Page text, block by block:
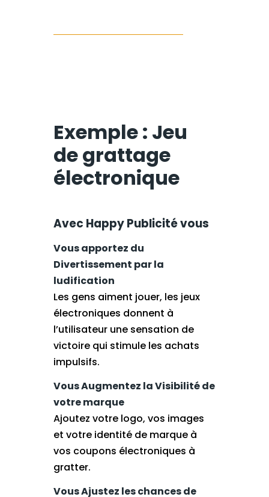
Exemple : Jeu
de grattage
électronique
Avec Happy Publicité vous
Vous apportez du
Divertissement par la
ludification
Les gens aiment jouer, les jeux
électroniques donnent à
l’utilisateur une sensation de
victoire qui stimule les achats
impulsifs.
Vous Augmentez la Visibilité de
votre marque
Ajoutez votre logo, vos images
et votre identité de marque à
vos coupons électroniques à
gratter.
Vous Ajustez les chances de